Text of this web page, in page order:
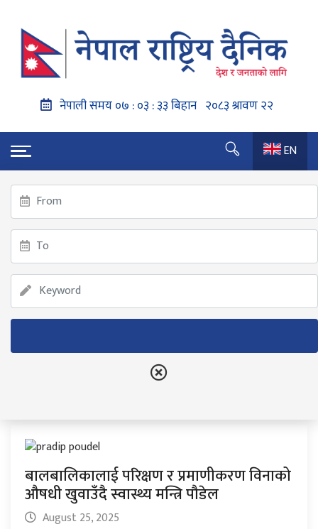
EN
गृहपृष्ठ
सुदूरपश्चिम प्रदेश
संलग्न ४६ जना पक्राउ
बालबालिकालाई परिक्षण र प्रमाणीकरण विनाको
औषधी खुवाउँदै स्वास्थ्य मन्त्रि पौडेल
August 25, 2025